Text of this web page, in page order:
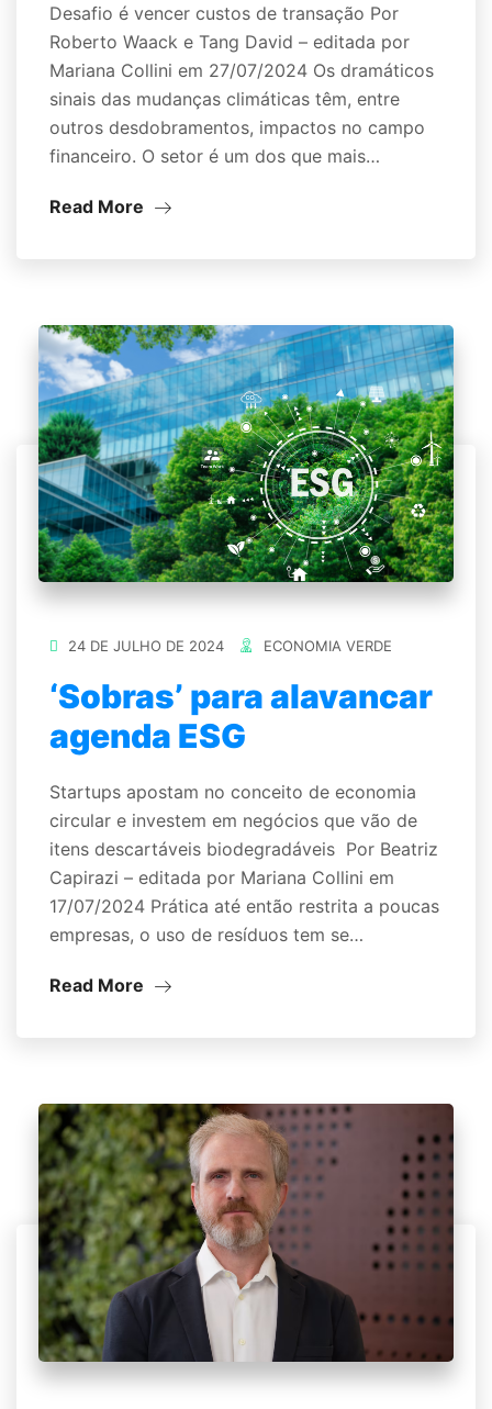
Desafio é vencer custos de transação Por
Roberto Waack e Tang David – editada por
Mariana Collini em 27/07/2024 Os dramáticos
sinais das mudanças climáticas têm, entre
outros desdobramentos, impactos no campo
financeiro. O setor é um dos que mais…
Read More
24 DE JULHO DE 2024 ECONOMIA VERDE
‘Sobras’ para alavancar
agenda ESG
Startups apostam no conceito de economia
circular e investem em negócios que vão de
itens descartáveis biodegradáveis Por Beatriz
Capirazi – editada por Mariana Collini em
17/07/2024 Prática até então restrita a poucas
empresas, o uso de resíduos tem se…
Read More